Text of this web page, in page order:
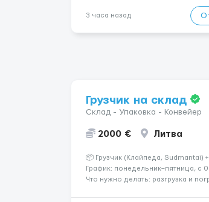
Предоставляются графики на
смены удобные для вашего
3 часа назад
Грузчик на склад
Склад - Упаковка - Конвейер
2000 € Литва
📦 Грузчик (Клайпеда, Sudmantai)
График: понедельник–пятница, с
Что нужно делать: разгрузка и